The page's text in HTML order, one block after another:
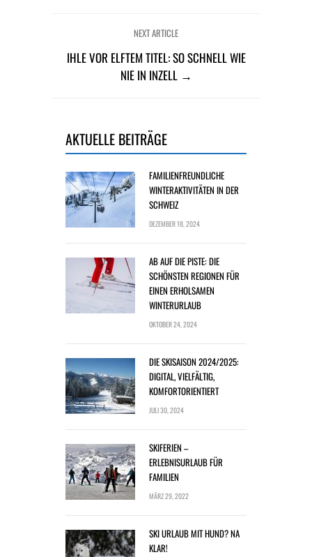
NEXT ARTICLE
IHLE VOR ELFTEM TITEL: SO SCHNELL WIE
NIE IN INZELL →
AKTUELLE BEITRÄGE
FAMILIENFREUNDLICHE
WINTERAKTIVITÄTEN IN DER
SCHWEIZ
DEZEMBER 18, 2024
AB AUF DIE PISTE: DIE
SCHÖNSTEN REGIONEN FÜR
EINEN ERHOLSAMEN
WINTERURLAUB
OKTOBER 24, 2024
DIE SKISAISON 2024/2025:
DIGITAL, VIELFÄLTIG,
KOMFORTORIENTIERT
JULI 30, 2024
SKIFERIEN –
ERLEBNISURLAUB FÜR
FAMILIEN
MÄRZ 29, 2022
SKI URLAUB MIT HUND? NA
KLAR!